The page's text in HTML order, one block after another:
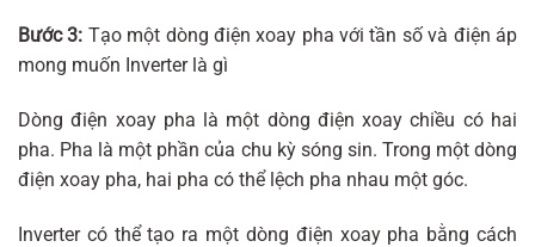
Bước 3: Tạo một dòng điện xoay pha với tần số và điện áp
mong muốn Inverter là gì
Dòng điện xoay pha là một dòng điện xoay chiều có hai
pha. Pha là một phần của chu kỳ sóng sin. Trong một dòng
điện xoay pha, hai pha có thể lệch pha nhau một góc.
Inverter có thể tạo ra một dòng điện xoay pha bằng cách